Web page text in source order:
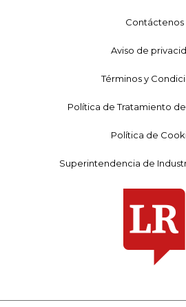
Contáctenos
Aviso de
Términos y
Política de Tratamiento
Política de
Superintendencia de